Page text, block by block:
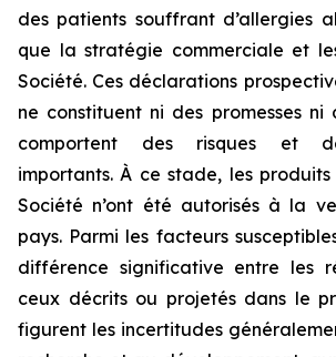
des patients souffrant d’allergies
que la stratégie commerciale et
Société. Ces déclarations
ne constituent ni des promesses
comportent des risques et
importants. À ce stade, les
Société n’ont été autorisés à la
pays. Parmi les facteurs
différence significative entre les
ceux décrits ou projetés dans le
figurent les incertitudes